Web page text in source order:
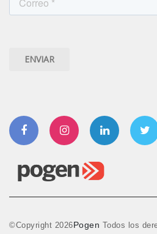
InstagramLinkedin
©Copyright 2026Pogen Todos los